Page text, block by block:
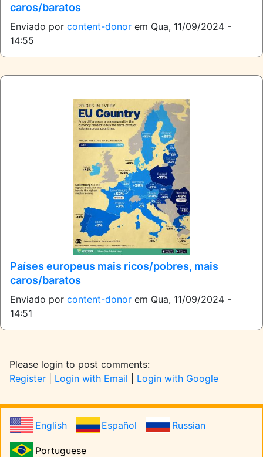
caros/baratos
Enviado por content-donor em Qua, 11/09/2024 -
14:55
Países europeus mais ricos/pobres, mais
caros/baratos
Enviado por content-donor em Qua, 11/09/2024 -
14:51
Please login to post comments:
Register
Login with Email Login with Google
English Español Russian
Portuguese